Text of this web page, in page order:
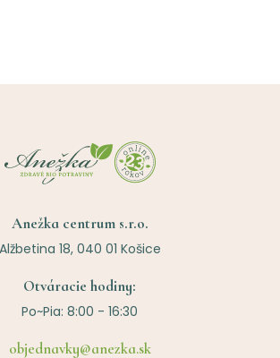
Anežka centrum s.r.o.
Alžbetina 18, 040 01 Košice
Otváracie hodiny:
Po~Pia: 8:00 - 16:30
objednavky@anezka.sk